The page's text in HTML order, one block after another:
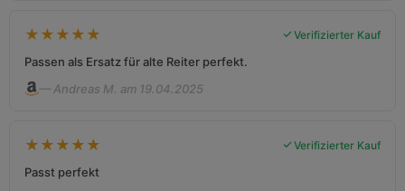
★ ★ ★ ★ ★ Verifizierter Kauf
Passen als Ersatz für alte Reiter perfekt.
— Andreas M. am 19.04.2025
★ ★ ★ ★ ★ Verifizierter Kauf
Passt perfekt